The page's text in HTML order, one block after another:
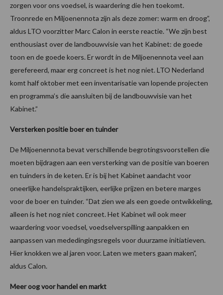
zorgen voor ons voedsel, is waardering die hen toekomt.
Troonrede en Miljoenennota zijn als deze zomer: warm en droog”,
aldus LTO voorzitter Marc Calon in eerste reactie. “We zijn best
enthousiast over de landbouwvisie van het Kabinet: de goede
toon en de goede koers. Er wordt in de Miljoenennota veel aan
gerefereerd, maar erg concreet is het nog niet. LTO Nederland
komt half oktober met een inventarisatie van lopende projecten
en programma’s die aansluiten bij de landbouwvisie van het
Kabinet.”
Versterken positie boer en tuinder
De Miljoenennota bevat verschillende begrotingsvoorstellen die
moeten bijdragen aan een versterking van de positie van boeren
en tuinders in de keten. Er is bij het Kabinet aandacht voor
oneerlijke handelspraktijken, eerlijke prijzen en betere marges
voor de boer en tuinder. “Dat zien we als een goede ontwikkeling,
alleen is het nog niet concreet. Het Kabinet wil ook meer
waardering voor voedsel, voedselverspilling aanpakken en
aanpassen van mededingingsregels voor duurzame initiatieven.
Hier knokken we al jaren voor. Laten we meters gaan maken”,
aldus Calon.
Meer oog voor handel en markt